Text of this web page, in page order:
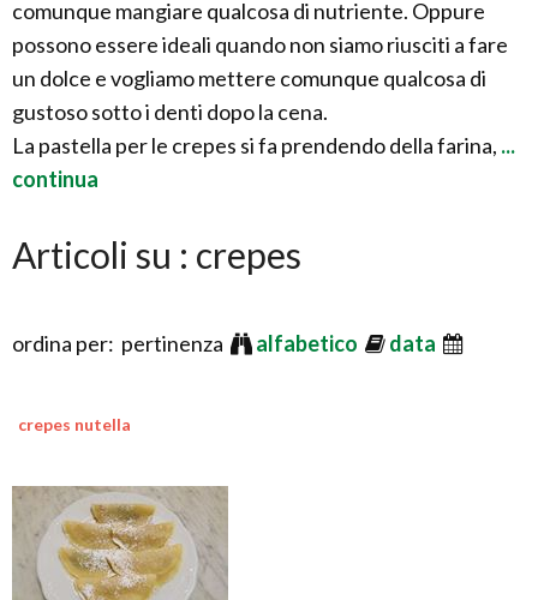
comunque mangiare qualcosa di nutriente. Oppure
possono essere ideali quando non siamo riusciti a fare
un dolce e vogliamo mettere comunque qualcosa di
gustoso sotto i denti dopo la cena.
La pastella per le crepes si fa prendendo della farina, ...
continua
Articoli su : crepes
ordina per: pertinenza alfabetico data
crepes nutella